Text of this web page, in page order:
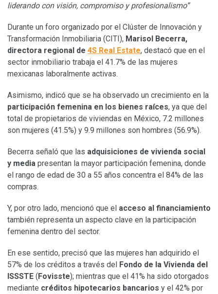
liderando con visión, compromiso y profesionalismo”
Durante un foro organizado por el Clúster de Innovación y
Transformación Inmobiliaria (CITI), Marisol Becerra,
directora regional de 4S Real Estate, destacó que en el
sector inmobiliario trabaja el 41.7% de las mujeres
mexicanas laboralmente activas.
Asimismo, indicó que se ha observado un crecimiento en la
participación femenina en los bienes raíces, ya que del
total de propietarios de viviendas en México, 7.2 millones
son mujeres (41.5%) y 9.9 millones son hombres (56.9%).
Becerra señaló que las adquisiciones de vivienda social
y media presentan la mayor participación femenina, donde
el rango de edad de 30 a 55 años concentra el 84% de las
compras.
Y, por otro lado, mencionó que el acceso al financiamiento
también representa un aspecto clave en la participación
femenina dentro del sector.
En ese sentido, precisó que las mujeres han adquirido el
57% de los créditos a través del Fondo de la Vivienda del
ISSSTE (Fovisste); mientras que el 41% ha sido otorgados
mediante créditos hipotecarios bancarios y el 42% por